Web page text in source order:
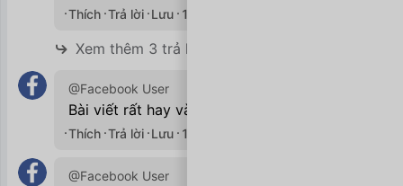
Thích Trả lời Lưu 12/12/2019
Xem thêm 3 trả lời
@Facebook User
Bài viết rất hay và ý nghĩa. Cảm ơn anh!
Thích Trả lời Lưu 13/12/2019
@Facebook User